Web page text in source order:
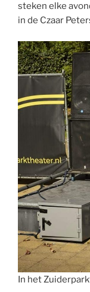
steken elke
in de Czaar
In het